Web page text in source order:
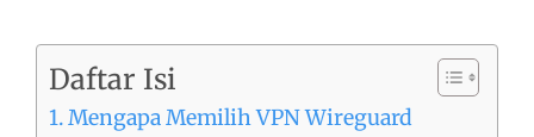
Daftar Isi
Mengapa Memilih VPN Wireguard